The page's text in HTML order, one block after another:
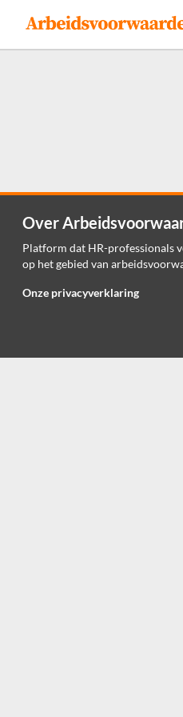
Over
Platform dat HR-professionals
op het gebied van
Onze privacyverklaring